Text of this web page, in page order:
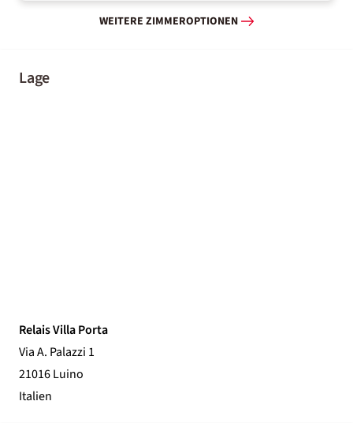
WEITERE ZIMMEROPTIONEN
Lage
Relais Villa Porta
Via A. Palazzi 1
21016 Luino
Italien